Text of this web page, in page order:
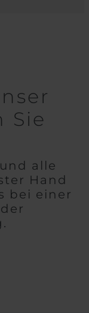
Sie
alle
Hand
bei einer